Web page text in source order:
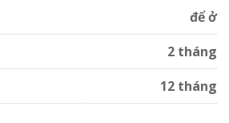
để ở
2 tháng
12 tháng